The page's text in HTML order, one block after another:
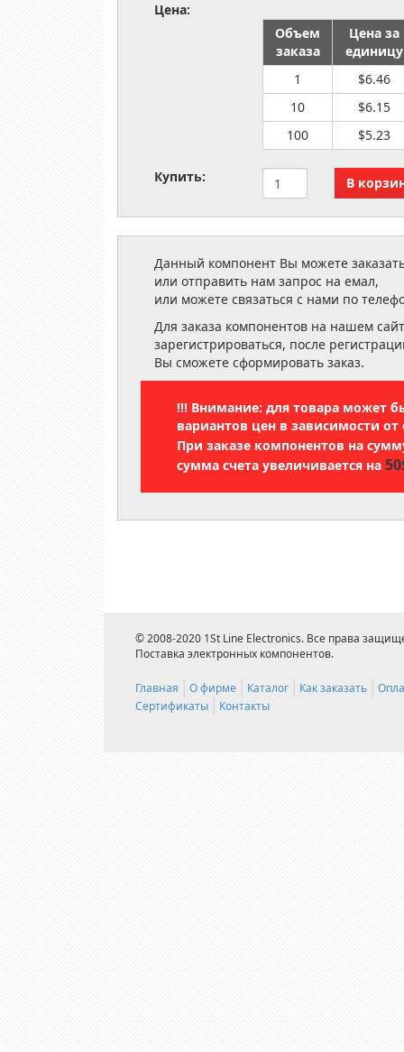
Цена:
Объем
заказа
Цена за
единицу
1
$6.46
10
$6.15
100
$5.23
Купить:
Данный компонент Вы можете
или отправить нам запрос на емал,
или можете связаться с нами по
Для заказа компонентов на нашем
зарегистрироваться, после
Вы сможете сформировать заказ.
!!! Внимание: для товара может
вариантов цен в зависимости от
При заказе компонентов на
сумма счета увеличивается на
© 2008-2020 1St Line Electronics. Все права
Поставка электронных компонентов.
Главная О фирме Каталог Как заказать
Сертификаты
Контакты